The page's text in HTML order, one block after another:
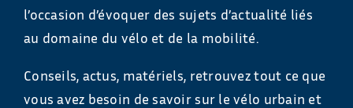
l’occasion d’évoquer des sujets d’actualité liés
au domaine du vélo et de la mobilité.
Conseils, actus, matériels, retrouvez tout ce que
vous avez besoin de savoir sur le vélo urbain et